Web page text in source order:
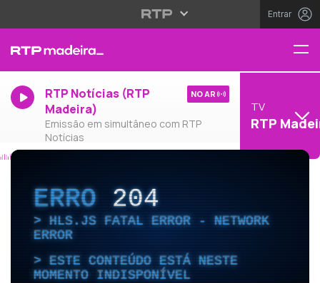
Entrar
RTP Notícias (RTP
Madeira)
Emissão em simultâneo com RTP
Notícias
NO AR
TV
RTP
ERRO204
HLS.JS FATAL ERROR - NETWORK
ERROR
ESTE CONTEÚDO ESTÁ NESTE
MOMENTO INDISPONÍVEL